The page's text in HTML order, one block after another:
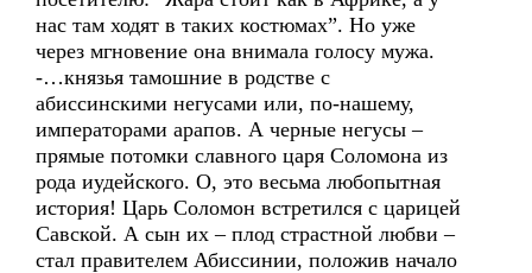
нас там ходят в таких костюмах”. Но уже
через мгновение она внимала голосу мужа.
-…князья тамошние в родстве с
абиссинскими негусами или, по-нашему,
императорами арапов. А черные негусы –
прямые потомки славного царя Соломона из
рода иудейского. О, это весьма любопытная
история! Царь Соломон встретился с царицей
Савской. А сын их – плод страстной любви –
стал правителем Абиссинии, положив начало